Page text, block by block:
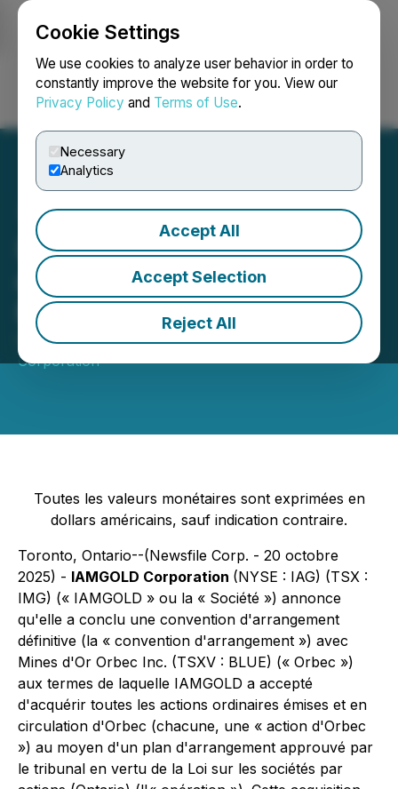
Cookie Settings
We use cookies to analyze user behavior in order to
constantly improve the website for you. View our
Privacy Policy and Terms of Use.
Necessary
Analytics
Accept All
Accept Selection
Reject All
Login Search Français
IAMGOLD conclut une
convention pour acquérir
Mines D'Or Orbec Inc.
October 20, 2025 7:05 AM EDT | Source:IAMGOLD
Corporation
Toutes les valeurs monétaires sont exprimées en
dollars américains, sauf indication contraire.
Toronto, Ontario--(Newsfile Corp. - 20 octobre
2025) - IAMGOLD Corporation (NYSE : IAG) (TSX :
IMG) (« IAMGOLD » ou la « Société ») annonce
qu'elle a conclu une convention d'arrangement
définitive (la « convention d'arrangement ») avec
Mines d'Or Orbec Inc. (TSXV : BLUE) (« Orbec »)
aux termes de laquelle IAMGOLD a accepté
d'acquérir toutes les actions ordinaires émises et en
circulation d'Orbec (chacune, une « action d'Orbec
») au moyen d'un plan d'arrangement approuvé par
le tribunal en vertu de la Loi sur les sociétés par